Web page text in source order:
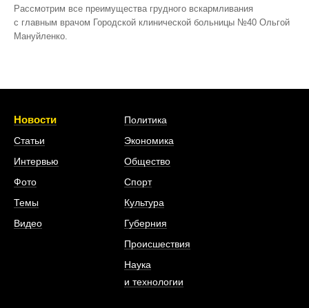
Рассмотрим все преимущества грудного вскармливания
с главным врачом Городской клинической больницы №40 Ольгой
Мануйленко.
Новости
Статьи
Интервью
Фото
Темы
Видео
Политика
Экономика
Общество
Спорт
Культура
Губерния
Происшествия
Наука
и технологии